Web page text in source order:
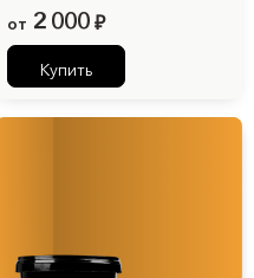
от 2 000 ₽
Купить